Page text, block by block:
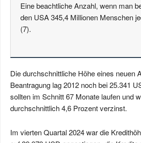
Eine beachtliche Anzahl, wenn man
den USA 345,4 Millionen Menschen
(7).
Die durchschnittliche Höhe eines neuen
Beantragung lag 2012 noch bei 25.341
sollten im Schnitt 67 Monate laufen und
durchschnittlich 4,6 Prozent verzinst.
Im vierten Quartal 2024 war die